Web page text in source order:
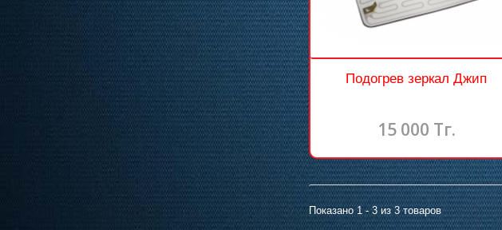
Подогрев зеркал Джип
15 000 Тг.
Показано 1 - 3 из 3 товаров